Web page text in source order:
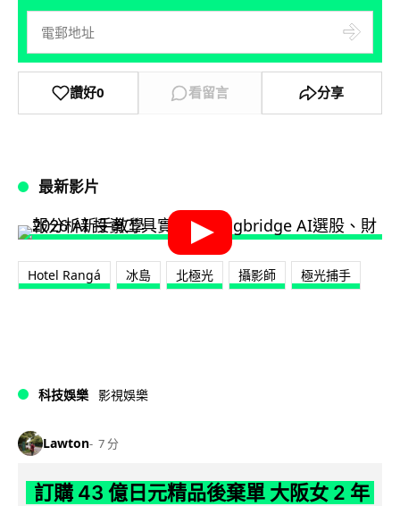
讚好0 看留言 分享
最新影片
Hotel Rangá 冰島 北極光 攝影師 極光捕手
科技娛樂 影視娛樂
Lawton 7 分
訂購 43 億日元精品後棄單 大阪女 2 年